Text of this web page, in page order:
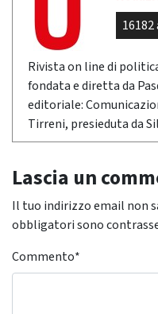
Rivista on line di
fondata e diretta da
editoriale:
Tirreni, presieduta da
Lascia un
Il tuo indirizzo email non
obbligatori sono
Commento*